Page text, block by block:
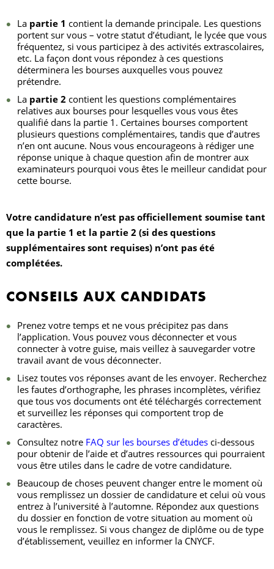
La partie 1 contient la demande principale. Les questions
portent sur vous – votre statut d’étudiant, le lycée que vous
fréquentez, si vous participez à des activités extrascolaires,
etc. La façon dont vous répondez à ces questions
déterminera les bourses auxquelles vous pouvez
prétendre.
La partie 2 contient les questions complémentaires
relatives aux bourses pour lesquelles vous vous êtes
qualifié dans la partie 1. Certaines bourses comportent
plusieurs questions complémentaires, tandis que d’autres
n’en ont aucune. Nous vous encourageons à rédiger une
réponse unique à chaque question afin de montrer aux
examinateurs pourquoi vous êtes le meilleur candidat pour
cette bourse.
Votre candidature n’est pas officiellement soumise tant
que la partie 1 et la partie 2 (si des questions
supplémentaires sont requises) n’ont pas été
complétées.
CONSEILS AUX CANDIDATS
Prenez votre temps et ne vous précipitez pas dans
l’application. Vous pouvez vous déconnecter et vous
connecter à votre guise, mais veillez à sauvegarder votre
travail avant de vous déconnecter.
Lisez toutes vos réponses avant de les envoyer. Recherchez
les fautes d’orthographe, les phrases incomplètes, vérifiez
que tous vos documents ont été téléchargés correctement
et surveillez les réponses qui comportent trop de
caractères.
Consultez notre FAQ sur les bourses d’études ci-dessous
pour obtenir de l’aide et d’autres ressources qui pourraient
vous être utiles dans le cadre de votre candidature.
Beaucoup de choses peuvent changer entre le moment où
vous remplissez un dossier de candidature et celui où vous
entrez à l’université à l’automne. Répondez aux questions
du dossier en fonction de votre situation au moment où
vous le remplissez. Si vous changez de diplôme ou de type
d’établissement, veuillez en informer la CNYCF.